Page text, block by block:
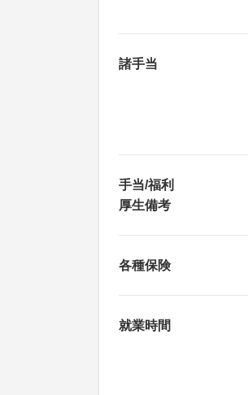
諸手当
手当/福利
厚生備考
各種保険
就業時間